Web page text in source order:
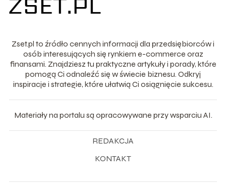
Zset.pl to źródło cennych informacji dla przedsiębiorców i
osób interesujących się rynkiem e-commerce oraz
finansami. Znajdziesz tu praktyczne artykuły i porady, które
pomogą Ci odnaleźć się w świecie biznesu. Odkryj
inspiracje i strategie, które ułatwią Ci osiągnięcie sukcesu.
Materiały na portalu są opracowywane przy wsparciu AI.
REDAKCJA
KONTAKT